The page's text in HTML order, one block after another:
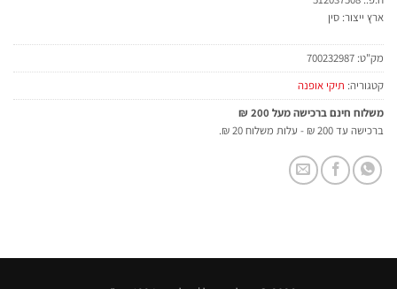
ארץ ייצור: סין
מק"ט: 700232987
קטגוריה: תיקי אופנה
משלוח חינם ברכישה מעל 200 ₪
ברכישה עד 200 ₪ - עלות משלוח 20 ₪.